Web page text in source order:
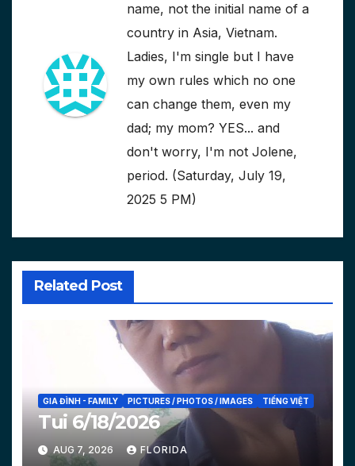
name, not the initial name of a
country in Asia, Vietnam.
Ladies, I'm single but I have
my own rules which no one
can change them, even my
dad; my mom? YES... and
don't worry, I'm not Jolene,
period. (Saturday, July 19,
2025 5 PM)
Related Post
GIA ĐÌNH - FAMILY PICTURES / PHOTOS / IMAGES TIẾNG VIỆT
Tui 6/18/2026
AUG 7, 2026 FLORIDA